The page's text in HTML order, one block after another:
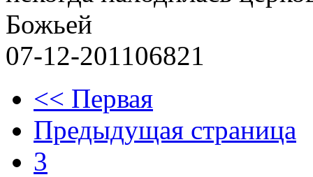
Божьей
07-12-201106821
<< Первая
Предыдущая страница
3